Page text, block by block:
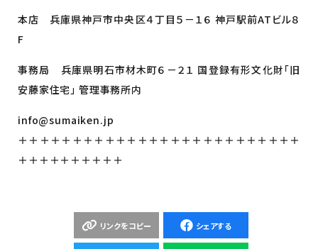
本店 兵庫県神戸市中央区４丁目５－１６ 神戸駅前ATビル８
F
事務局 兵庫県明石市材木町６－２１ 国登録有形文化財「旧
安藤家住宅」 管理事務所内
info@sumaiken.jp
＋＋＋＋＋＋＋＋＋＋＋＋＋＋＋＋＋＋＋＋＋＋＋＋＋＋
＋＋＋＋＋＋＋＋＋＋
リンクをコピー シェアする